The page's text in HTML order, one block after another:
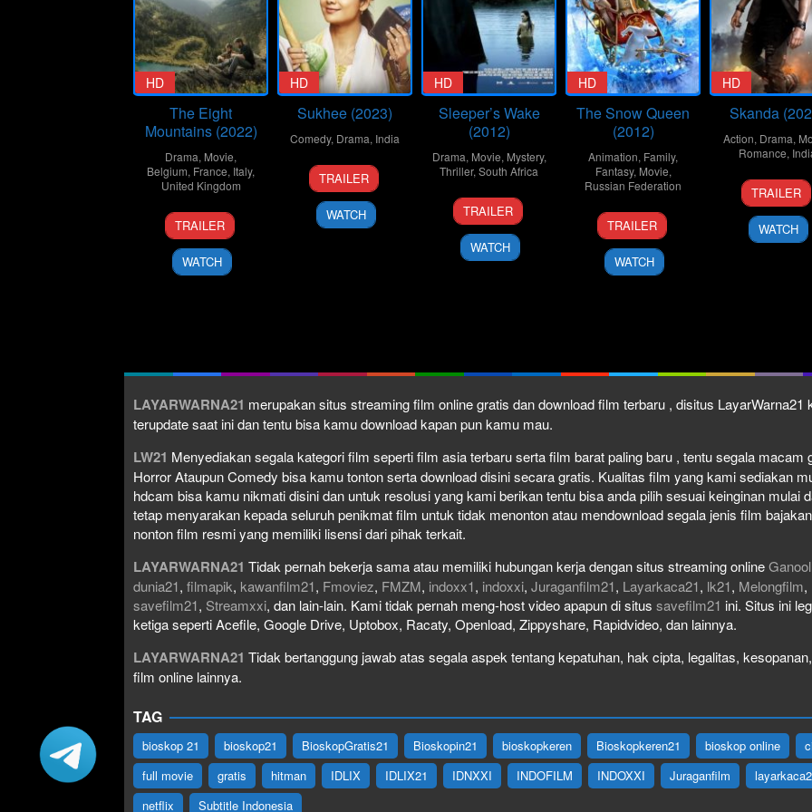
HD
The Eight
Mountains (2022)
Drama, Movie,
Belgium, France, Italy,
United Kingdom
21
Dec
2022
Felix
van
Groeningen
TRAILER
WATCH
HD
Sukhee (2023)
Comedy, Drama, India
22
Sep
2023
Sonal
Joshi
TRAILER
WATCH
HD
Sleeper’s Wake
(2012)
Drama, Movie, Mystery,
Thriller, South Africa
7
Sep
2012
Barry
Berk
TRAILER
WATCH
HD
The Snow Queen
(2012)
Animation, Family,
Fantasy, Movie,
Russian Federation
11
Oct
2012
Vladlen
Barbe
TRAILER
WATCH
HD
Skanda
Action, Drama,
Romance,
27
Sep
2023
Srinu
TRAILER
WATCH
LAYARWARNA21 merupakan situs streaming film online gratis dan download film terbaru , disitus
terupdate saat ini dan tentu bisa kamu download kapan pun kamu mau.
LW21 Menyediakan segala kategori film seperti film asia terbaru serta film barat paling baru , tentu segala
Horror Ataupun Comedy bisa kamu tonton serta download disini secara gratis. Kualitas film yang kami sediakan
hdcam bisa kamu nikmati disini dan untuk resolusi yang kami berikan tentu bisa anda pilih sesuai keinginan mulai
tetap menyarakan kepada seluruh penikmat film untuk tidak menonton atau mendownload segala jenis film
nonton film resmi yang memiliki lisensi dari pihak terkait.
LAYARWARNA21 Tidak pernah bekerja sama atau memiliki hubungan kerja dengan situs streaming onlineGanool
dunia21, filmapik, kawanfilm21, Fmoviez, FMZM, indoxx1, indoxxi, Juraganfilm21, Layarkaca21, lk21, Melongfilm,
savefilm21, Streamxxi, dan lain-lain. Kami tidak pernah meng-host video apapun di situs savefilm21 ini. Situs ini
ketiga seperti Acefile, Google Drive, Uptobox, Racaty, Openload, Zippyshare, Rapidvideo, dan lainnya.
LAYARWARNA21 Tidak bertanggung jawab atas segala aspek tentang kepatuhan, hak cipta, legalitas,
film online lainnya.
TAG
bioskop 21 bioskop21 BioskopGratis21 Bioskopin21 bioskopkeren Bioskopkeren21 bioskop online
full movie
gratis hitman IDLIX IDLIX21 IDNXXI INDOFILM INDOXXI Juraganfilm
netflix
Subtitle Indonesia